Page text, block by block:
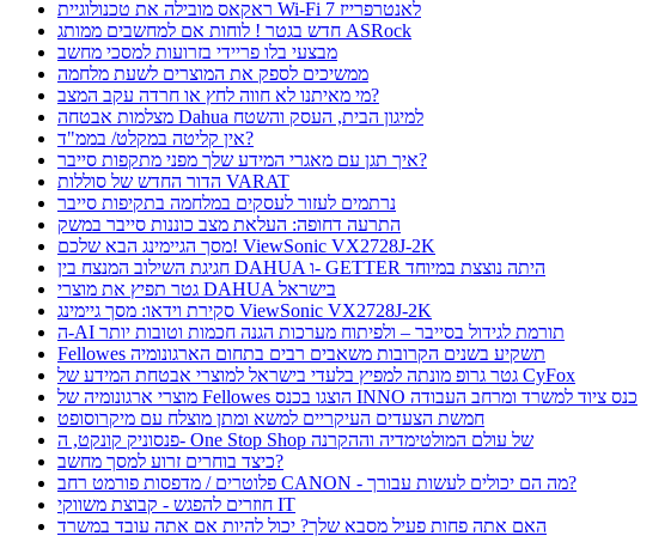
ראקאס מובילה את טכנולוגיית Wi-Fi 7 לאנטרפרייז
חדש בגטר ! לוחות אם למחשבים ממותג ASRock
מבצעי בלו פריידי בזרועות למסכי מחשב
ממשיכים לספק את המוצרים לשעת מלחמה
מי מאיתנו לא חווה לחץ או חרדה עקב המצב?
מצלמות אבטחה Dahua למיגון הבית, העסק והשטח
אין קליטה במקלט/ בממ"ד?
איך תגן עם מאגרי המידע שלך מפני מתקפות סייבר?
הדור החדש של סוללות VARAT
נרתמים לעזור לעסקים במלחמה בתקיפות סייבר
התרעה דחופה: העלאת מצב כוננות סייבר במשק
מסך הגיימינג הבא שלכם! ViewSonic VX2728J-2K
חגיגת השילוב המנצח בין DAHUA ו- GETTER היתה נוצצת במיוחד
גטר תפיץ את מוצרי DAHUA בישראל
סקירת וידאו: מסך גיימינג ViewSonic VX2728J-2K
ה-AI תורמת לגידול בסייבר – ולפיתוח מערכות הגנה חכמות וטובות יותר
Fellowes תשקיע בשנים הקרובות משאבים רבים בתחום הארגונומיה
גטר גרופ מונתה למפיץ בלעדי בישראל למוצרי אבטחת המידע של CyFox
מוצרי ארגונומיה של Fellowes הוצגו בכנס INNO כנס ציוד למשרד ומרחב העבודה
חמשת הצעדים העיקריים למשא ומתן מוצלח עם מיקרוסופט
פנסוניק קונקט, ה- One Stop Shop של עולם המולטימדיה וההקרנה
כיצד בוחרים זרוע למסך מחשב?
פלוטרים / מדפסות פורמט רחב CANON - מה הם יכולים לעשות עבורך?
חוזרים להפגש - קבוצת משווקי IT
האם אתה פחות פעיל מסבא שלך? יכול להיות אם אתה עובד במשרד